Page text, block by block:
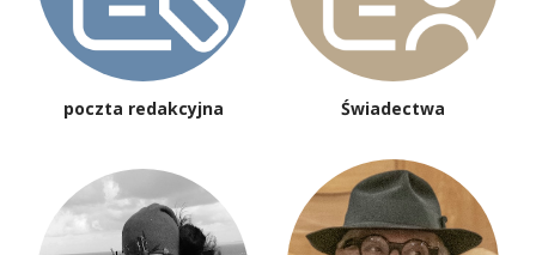
poczta redakcyjna Świadectwa